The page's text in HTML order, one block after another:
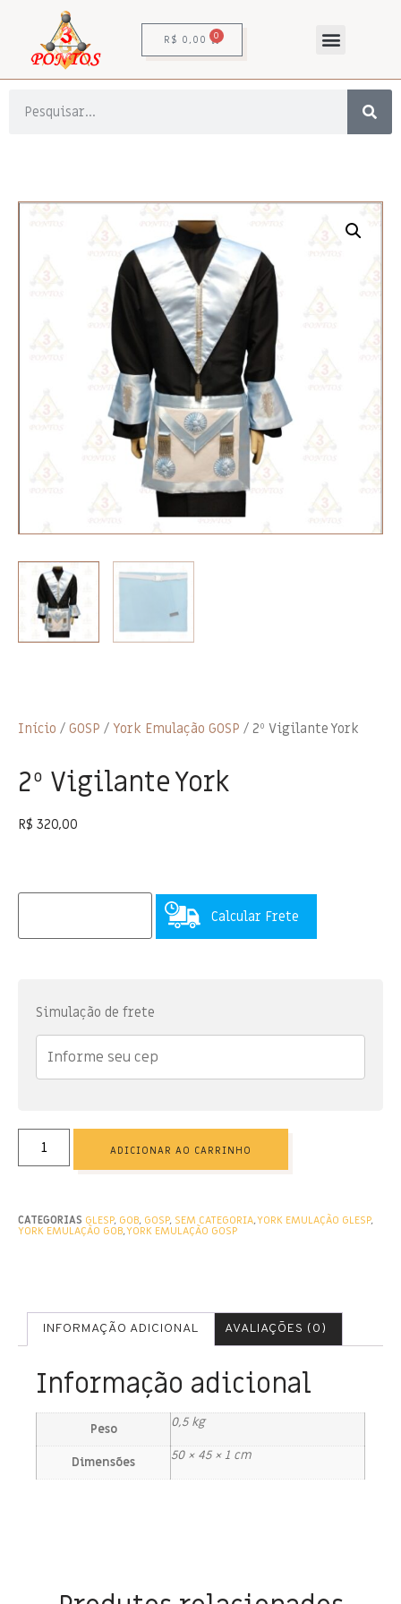
R$ 0,00 0
Início / GOSP / York Emulação GOSP / 2º Vigilante York
2º Vigilante York
R$ 320,00
Calcular Frete
Simulação de frete
ADICIONAR AO CARRINHO
CATEGORIAS GLESP, GOB, GOSP, SEM CATEGORIA,YORK EMULAÇÃO GLESP,
YORK EMULAÇÃO GOB,YORK EMULAÇÃO GOSP
INFORMAÇÃO ADICIONAL AVALIAÇÕES (0)
Informação adicional
Peso 0,5 kg
Dimensões 50 × 45 × 1 cm